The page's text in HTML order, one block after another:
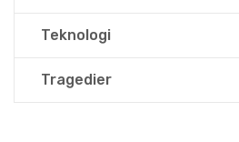
Teknologi
Tragedier